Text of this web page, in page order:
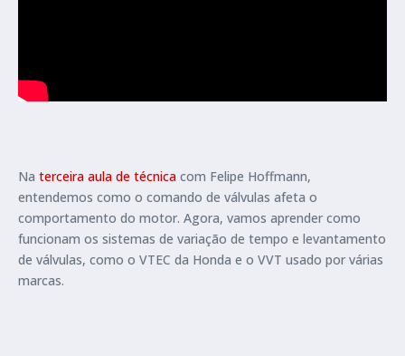
Na terceira aula de técnica com Felipe Hoffmann,
entendemos como o comando de válvulas afeta o
comportamento do motor. Agora, vamos aprender como
funcionam os sistemas de variação de tempo e levantamento
de válvulas, como o VTEC da Honda e o VVT usado por várias
marcas.